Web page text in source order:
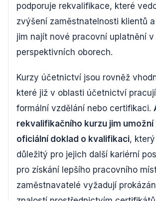
podporuje rekvalifikace, které
zvýšení zaměstnatelnosti klientů
jim najít nové pracovní uplatnění v
perspektivních oborech.
Kurzy účetnictví jsou rovněž
které již v oblasti účetnictví
formální vzdělání nebo certifikaci.
rekvalifikačního kurzu jim umožní
oficiální doklad o kvalifikaci,
důležitý pro jejich další kariérní
pro získání lepšího pracovního
zaměstnavatelé vyžadují